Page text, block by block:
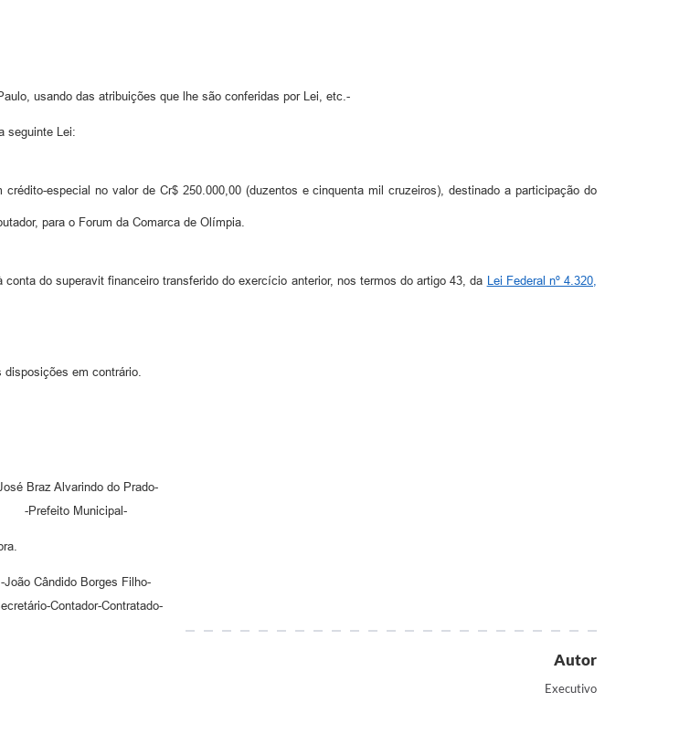
usando das atribuições que lhe são conferidas por Lei, etc.-
seguinte Lei:
especial no valor de Cr$ 250.000,00 (duzentos e cinquenta mil cruzeiros), destinado a participação do
para o Forum da Comarca de Olímpia.
do superavit financeiro transferido do exercício anterior, nos termos do artigo 43, da Lei Federal nº 4.320,
em contrário.
Braz Alvarindo do Prado-
-Prefeito Municipal-
-João Cândido Borges Filho-
Contador-Contratado-
Autor
Executivo